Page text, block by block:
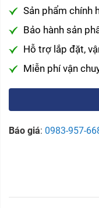
Sản phẩm chính
Bảo hành sản
Hỗ trợ lắp đặt,
Miễn phí vận
Báo giá: 0983-957-